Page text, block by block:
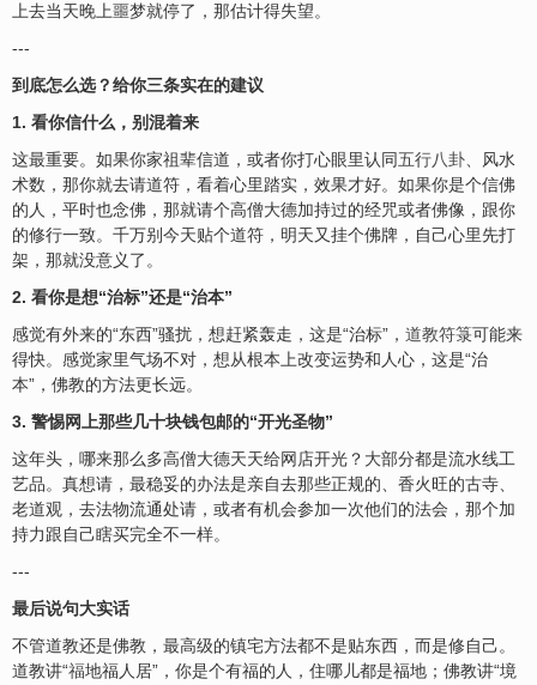
上去当天晚上噩梦就停了，那估计得失望。
---
到底怎么选？给你三条实在的建议
1. 看你信什么，别混着来
这最重要。如果你家祖辈信道，或者你打心眼里认同五行八卦、风水
术数，那你就去请道符，看着心里踏实，效果才好。如果你是个信佛
的人，平时也念佛，那就请个高僧大德加持过的经咒或者佛像，跟你
的修行一致。千万别今天贴个道符，明天又挂个佛牌，自己心里先打
架，那就没意义了。
2. 看你是想“治标”还是“治本”
感觉有外来的“东西”骚扰，想赶紧轰走，这是“治标”， 道教符箓可能来
得快。感觉家里气场不对，想从根本上改变运势和人心，这是“治
本”，佛教的方法更长远。
3. 警惕网上那些几十块钱包邮的“开光圣物”
这年头，哪来那么多高僧大德天天给网店开光？大部分都是流水线工
艺品。真想请，最稳妥的办法是亲自去那些正规的、香火旺的古寺、
老道观，去法物流通处请，或者有机会参加一次他们的法会，那个加
持力跟自己瞎买完全不一样。
---
最后说句大实话
不管道教还是佛教，最高级的镇宅方法都不是贴东西，而是修自己。
道教讲“福地福人居”，你是个有福的人，住哪儿都是福地；佛教讲“境